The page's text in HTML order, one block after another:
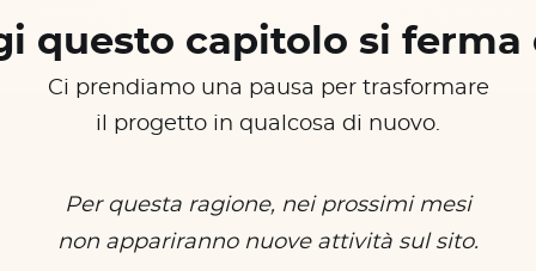
questo capitolo si ferma
Ci prendiamo una pausa per trasformare
il progetto in qualcosa di nuovo.
Per questa ragione, nei prossimi mesi
non appariranno nuove attività sul sito.